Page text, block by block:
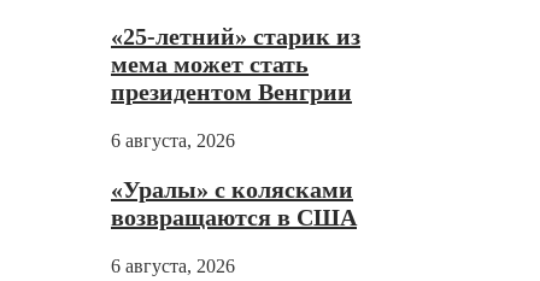
«25-летний» старик из
мема может стать
президентом Венгрии
6 августа, 2026
«Уралы» с колясками
возвращаются в США
6 августа, 2026